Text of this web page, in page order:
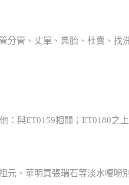
分管、丈單、典胎、杜賣、找
：與ET0159相關；ET0180之
元、華明買張瑞石等淡水嗄